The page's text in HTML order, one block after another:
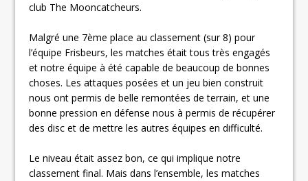
club The Mooncatcheurs.
Malgré une 7ème place au classement (sur 8) pour
l’équipe Frisbeurs, les matches était tous très engagés
et notre équipe à été capable de beaucoup de bonnes
choses. Les attaques posées et un jeu bien construit
nous ont permis de belle remontées de terrain, et une
bonne pression en défense nous à permis de récupérer
des disc et de mettre les autres équipes en difficulté.
Le niveau était assez bon, ce qui implique notre
classement final. Mais dans l’ensemble, les matches